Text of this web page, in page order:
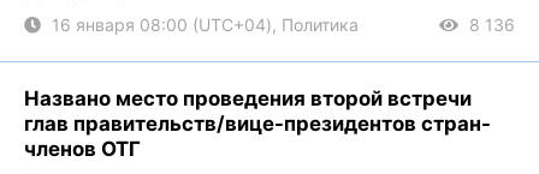
16 января 08:00 (UTC+04), Политика 8 136
Названо место проведения второй встречи
глав правительств/вице-президентов стран-
членов ОТГ